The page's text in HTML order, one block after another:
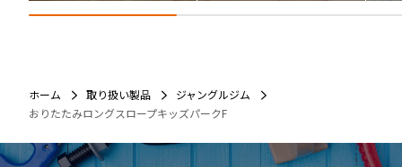
ホーム 取り扱い製品
ジャングルジム
おりたたみロングスロープキッズパークF